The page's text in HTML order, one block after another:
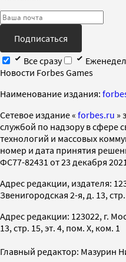
Подписаться
Все сразу
Новости Forbes Games
Наименование издания:
Cетевое издание « forbes.ru »
службой по надзору в сфере
технологий и массовых
номер и дата принятия
ФС77-82431 от 23 декабря
Адрес редакции, издателя:
Звенигородская 2-я, д. 13,
Адрес редакции: 123022, г.
13, стр. 15, эт. 4, пом. X, ком. 1
Главный редактор: Мазурин